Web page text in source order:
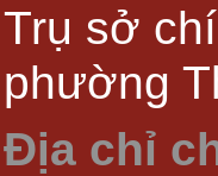
Trụ sở
phường
Địa chỉ